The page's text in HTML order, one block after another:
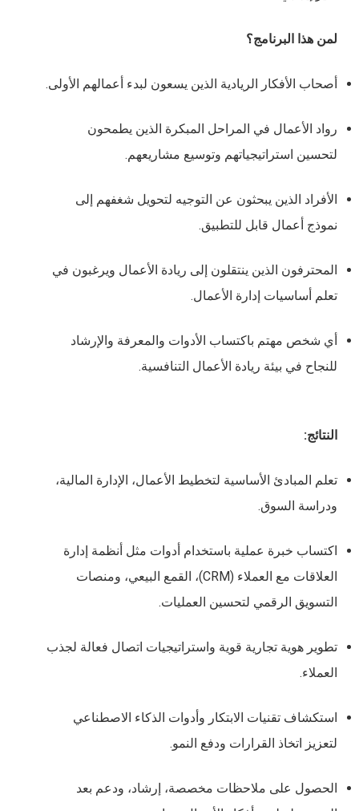
لمن هذا البرنامج؟
أصحاب الأفكار الريادية الذين يسعون لبدء أعمالهم الأولى.
رواد الأعمال في المراحل المبكرة الذين يطمحون
لتحسين استراتيجياتهم وتوسيع مشاريعهم.
الأفراد الذين يبحثون عن التوجيه لتحويل شغفهم إلى
نموذج أعمال قابل للتطبيق.
المحترفون الذين ينتقلون إلى ريادة الأعمال ويرغبون في
تعلم أساسيات إدارة الأعمال.
أي شخص مهتم باكتساب الأدوات والمعرفة والإرشاد
للنجاح في بيئة ريادة الأعمال التنافسية.
النتائج:
تعلم المبادئ الأساسية لتخطيط الأعمال، الإدارة المالية،
ودراسة السوق.
اكتساب خبرة عملية باستخدام أدوات مثل أنظمة إدارة
العلاقات مع العملاء (CRM)، القمع البيعي، ومنصات
التسويق الرقمي لتحسين العمليات.
تطوير هوية تجارية قوية واستراتيجيات اتصال فعالة لجذب
العملاء.
استكشاف تقنيات الابتكار وأدوات الذكاء الاصطناعي
لتعزيز اتخاذ القرارات ودفع النمو.
الحصول على ملاحظات مخصصة، إرشاد، ودعم بعد